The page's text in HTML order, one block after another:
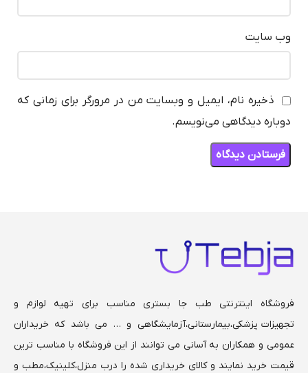
وب‌ سایت
ذخیره نام، ایمیل و وبسایت من در مرورگر برای زمانی که
دوباره دیدگاهی می‌نویسم.
فروشگاه اینترنتی طب جا بستری مناسب برای تهیه لوازم و
تجهیزات پزشکی،بیمارستانی،آزمایشگاهی و … می باشد که خریداران
عمومی و همکاران به آسانی می توانند از این فروشگاه با مناسب ترین
قیمت خرید نمایند و کالای خریداری شده را درب منزل،کلینیک،مطب و